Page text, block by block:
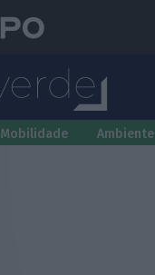
Mobilidade Ambiente